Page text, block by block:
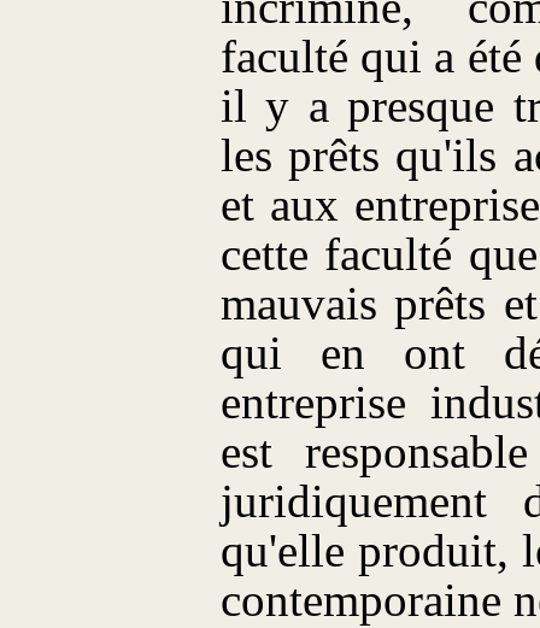
faculté qui a été
il y a presque
les prêts qu'ils
et aux
cette faculté
mauvais prêts
qui en ont
entreprise
est
qu'elle produit,
contemporaine